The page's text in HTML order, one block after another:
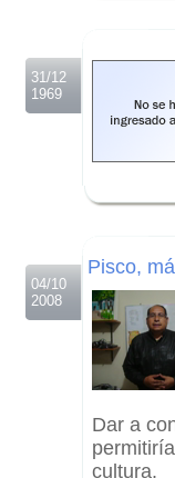
31/12
1969
04/10
2008
Pisco,
Dar a
cultura.